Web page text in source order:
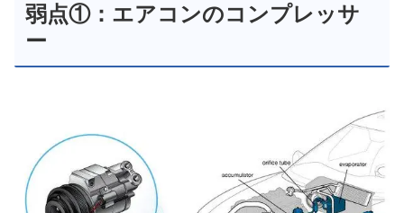
弱点①：エアコンのコンプレッサ
ー